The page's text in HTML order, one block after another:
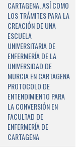
CARTAGENA, ASÍ COMO
LOS TRÁMITES PARA LA
CREACIÓN DE UNA
ESCUELA
UNIVERSITARIA DE
ENFERMERÍA DE LA
UNIVERSIDAD DE
MURCIA EN CARTAGENA
PROTOCOLO DE
ENTENDIMIENTO PARA
LA CONVERSIÓN EN
FACULTAD DE
ENFERMERÍA DE
CARTAGENA